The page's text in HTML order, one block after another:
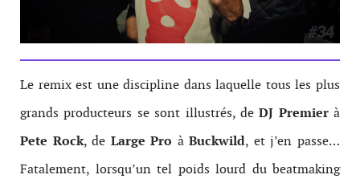
Le remix est une discipline dans laquelle tous les plus
grands producteurs se sont illustrés, deDJ Premierà
Pete Rock, de Large Pro àBuckwild, et j’en passe…
Fatalement, lorsqu’un tel poids lourd du beatmaking